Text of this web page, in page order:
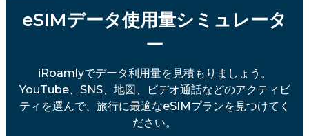
eSIMデータ使用量シミュレータ
ー
iRoamlyでデータ利用量を見積もりましょう。
YouTube、SNS、地図、ビデオ通話などのアクティビ
ティを選んで、旅行に最適なeSIMプランを見つけてく
ださい。